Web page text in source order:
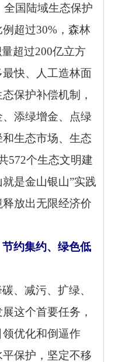
全国陆域生态保护
超过30%，森林
超过200亿立方
快、人工造林面
保护补偿机制，
添绿增金、点绿
生态市场、生态
572个生态文明建
是金山银山”实践
放出无限经济价
约集约、绿色低
、减污、扩绿、
这个首要任务，
优化和倒逼作
保护，坚定不移